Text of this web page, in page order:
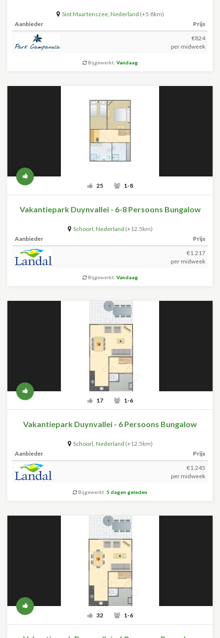
Sint Maartenszee, Nederland (+5.8km)
Aanbieder
Prijs
€824
per midweek
Bijgewerkt: Vandaag
25 1-8
Vakantiepark Duynvallei - 6-8 Persoons Bungalow
Schoorl, Nederland (+12.5km)
Aanbieder
Prijs
€1.217
per midweek
Bijgewerkt: Vandaag
17 1-6
Vakantiepark Duynvallei - 6 Persoons Bungalow
Schoorl, Nederland (+12.5km)
Aanbieder
Prijs
€1.245
per midweek
Bijgewerkt: 5 dagen geleden
32 1-6